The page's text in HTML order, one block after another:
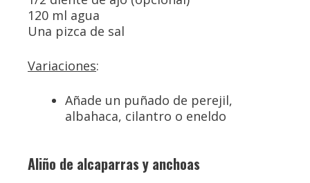
120 ml agua
Una pizca de sal
Variaciones:
Añade un puñado de perejil,
albahaca, cilantro o eneldo
Aliño de alcaparras y anchoas